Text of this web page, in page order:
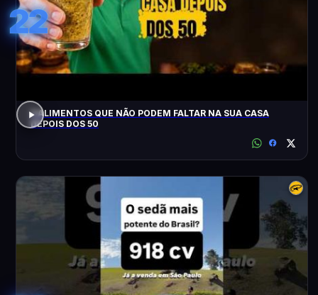
22
3 ALIMENTOS QUE NÃO PODEM FALTAR NA SUA CASA
DEPOIS DOS 50